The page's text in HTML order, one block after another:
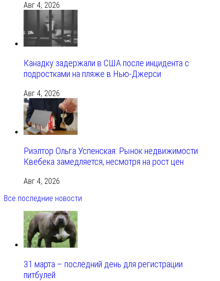
Авг 4, 2026
Канадку задержали в США после инцидента с
подростками на пляже в Нью-Джерси
Авг 4, 2026
Риэлтор Ольга Успенская: Рынок недвижимости
Квебека замедляется, несмотря на рост цен
Авг 4, 2026
Все последние новости
31 марта – последний день для регистрации
питбулей